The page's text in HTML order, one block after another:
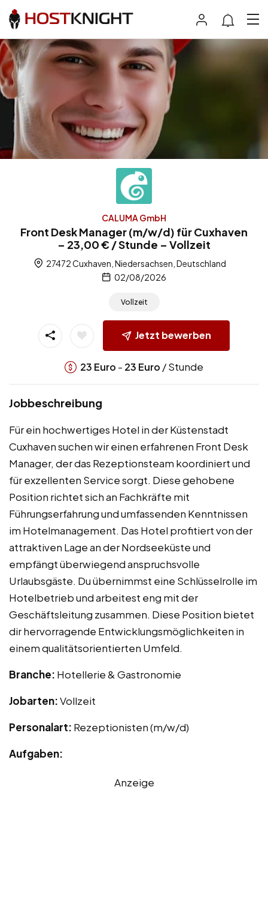
CALUMA GmbH
Front Desk Manager (m/w/d) für Cuxhaven
– 23,00 € / Stunde – Vollzeit
27472 Cuxhaven, Niedersachsen, Deutschland
02/08/2026
Vollzeit
Jetzt bewerben
23 Euro - 23 Euro / Stunde
Jobbeschreibung
Für ein hochwertiges Hotel in der Küstenstadt
Cuxhaven suchen wir einen erfahrenen Front Desk
Manager, der das Rezeptionsteam koordiniert und
für exzellenten Service sorgt. Diese gehobene
Position richtet sich an Fachkräfte mit
Führungserfahrung und umfassenden Kenntnissen
im Hotelmanagement. Das Hotel profitiert von der
attraktiven Lage an der Nordseeküste und
empfängt überwiegend anspruchsvolle
Urlaubsgäste. Du übernimmst eine Schlüsselrolle im
Hotelbetrieb und arbeitest eng mit der
Geschäftsleitung zusammen. Diese Position bietet
dir hervorragende Entwicklungsmöglichkeiten in
einem qualitätsorientierten Umfeld.
Branche: Hotellerie & Gastronomie
Jobarten:Vollzeit
Personalart: Rezeptionisten (m/w/d)
Aufgaben:
Anzeige